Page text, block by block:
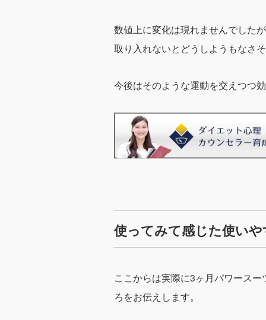
数値上に変化は現れませんでした
取り入れないとどうしようもなさ
今後はそのような運動を交えつつ
使ってみて感じた使い
ここからは実際に3ヶ月パワース
ろをお伝えします。